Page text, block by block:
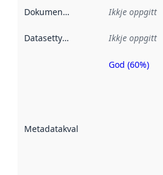
Dokumentasjon Ikkje oppgitt
Datasettype Ikkje oppgitt
Metadatakvalitet
Metadatakvalitet
God (60%)